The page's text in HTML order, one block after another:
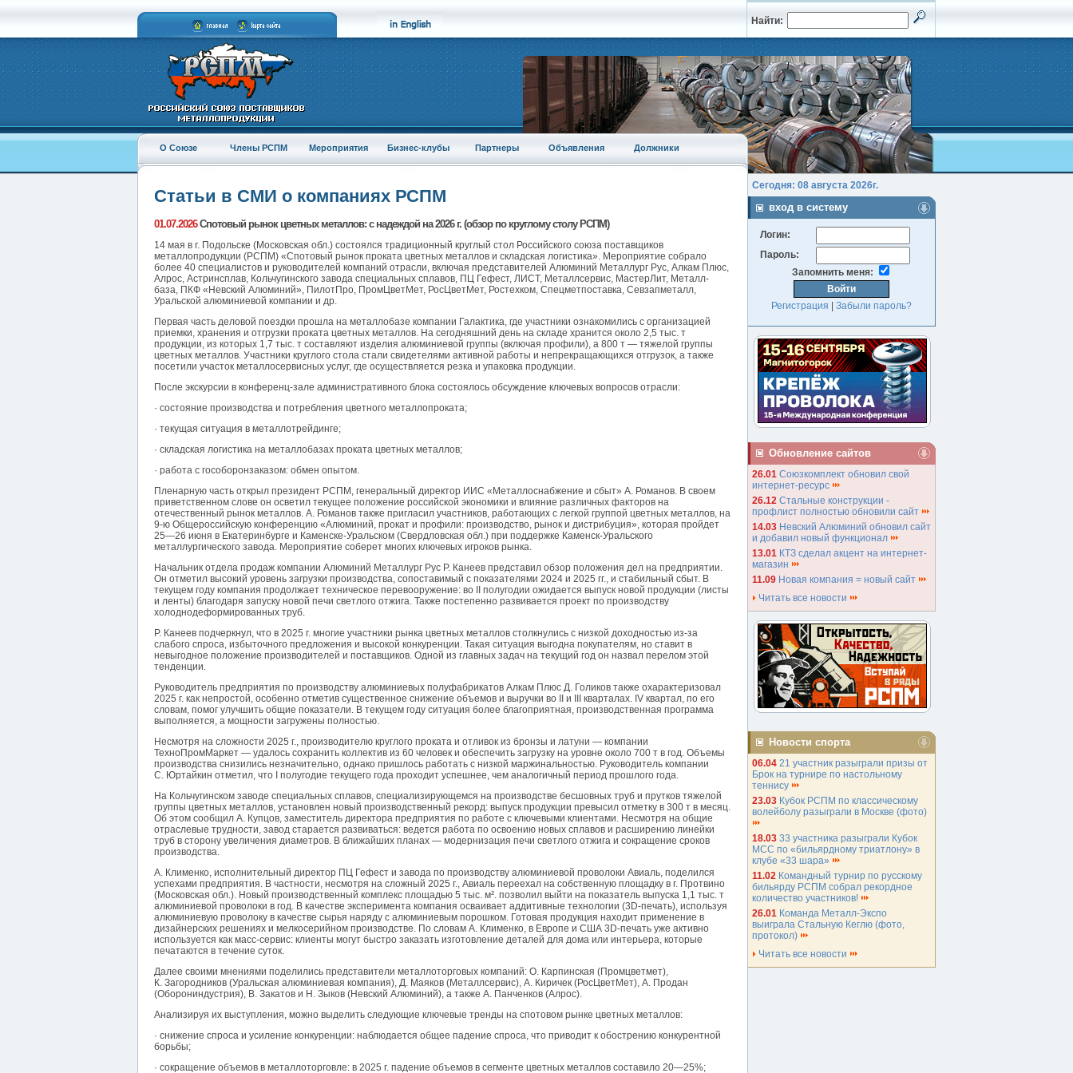
Найти:
О Союзе Члены РСПМ Мероприятия Бизнес-клубы Партнеры Объявления Должники
Статьи в СМИ о компаниях РСПМ
01.07.2026Спотовый рынок цветных металлов: с надеждой на 2026 г. (обзор по круглому столу РСПМ)
14 мая в г. Подольске (Московская обл.) состоялся традиционный круглый стол Российского союза поставщиков
металлопродукции (РСПМ) «Спотовый рынок проката цветных металлов и складская логистика». Мероприятие собрало
более 40 специалистов и руководителей компаний отрасли, включая представителей Алюминий Металлург Рус, Алкам Плюс,
Алрос, Астринсплав, Кольчугинского завода специальных сплавов, ПЦ Гефест, ЛИСТ, Металлсервис, МастерЛит, Металл-
база, ПКФ «Невский Алюминий», ПилотПро, ПромЦветМет, РосЦветМет, Ростехком, Спецметпоставка, Севзапметалл,
Уральской алюминиевой компании и др.
Первая часть деловой поездки прошла на металлобазе компании Галактика, где участники ознакомились с организацией
приемки, хранения и отгрузки проката цветных металлов. На сегодняшний день на складе хранится около 2,5 тыс. т
продукции, из которых 1,7 тыс. т составляют изделия алюминиевой группы (включая профили), а 800 т — тяжелой группы
цветных металлов. Участники круглого стола стали свидетелями активной работы и непрекращающихся отгрузок, а также
посетили участок металлосервисных услуг, где осуществляется резка и упаковка продукции.
После экскурсии в конференц-зале административного блока состоялось обсуждение ключевых вопросов отрасли:
· состояние производства и потребления цветного металлопроката;
· текущая ситуация в металлотрейдинге;
· складская логистика на металлобазах проката цветных металлов;
· работа с гособоронзаказом: обмен опытом.
Пленарную часть открыл президент РСПМ, генеральный директор ИИС «Металлоснабжение и сбыт» А. Романов. В своем
приветственном слове он осветил текущее положение российской экономики и влияние различных факторов на
отечественный рынок металлов. А. Романов также пригласил участников, работающих с легкой группой цветных металлов, на
9-ю Общероссийскую конференцию «Алюминий, прокат и профили: производство, рынок и дистрибуция», которая пройдет
25—26 июня в Екатеринбурге и Каменске-Уральском (Свердловская обл.) при поддержке Каменск-Уральского
металлургического завода. Мероприятие соберет многих ключевых игроков рынка.
Начальник отдела продаж компании Алюминий Металлург Рус Р. Канеев представил обзор положения дел на предприятии.
Он отметил высокий уровень загрузки производства, сопоставимый с показателями 2024 и 2025 гг., и стабильный сбыт. В
текущем году компания продолжает техническое перевооружение: во
полугодии ожидается выпуск новой продукции (листы
и ленты) благодаря запуску новой печи светлого отжига. Также постепенно развивается проект по производству
холоднодеформированных труб.
Р. Канеев подчеркнул, что в 2025 г. многие участники рынка цветных металлов столкнулись с низкой доходностью из-за
слабого спроса, избыточного предложения и высокой конкуренции. Такая ситуация выгодна покупателям, но ставит в
невыгодное положение производителей и поставщиков. Одной из главных задач на текущий год он назвал перелом этой
тенденции.
Руководитель предприятия по производству алюминиевых полуфабрикатов Алкам Плюс Д. Голиков также охарактеризовал
2025 г. как непростой, особенно отметив существенное снижение объемов и выручки во II и III кварталах. IV квартал, по его
словам, помог улучшить общие показатели. В текущем году ситуация более благоприятная, производственная программа
выполняется, а мощности загружены полностью.
Несмотря на сложности 2025 г., производителю круглого проката и отливок из бронзы и латуни — компании
ТехноПромМаркет — удалось сохранить коллектив из 60 человек и обеспечить загрузку на уровне около 700 т в год. Объемы
производства снизились незначительно, однако пришлось работать с низкой маржинальностью. Руководитель компании
С. Юртайкин отметил, что I полугодие текущего года проходит успешнее, чем аналогичный период прошлого года.
На Кольчугинском заводе специальных сплавов, специализирующемся на производстве бесшовных труб и прутков тяжелой
группы цветных металлов, установлен новый производственный рекорд: выпуск продукции превысил отметку в 300 т в месяц.
Об этом сообщил А. Купцов, заместитель директора предприятия по работе с ключевыми клиентами. Несмотря на общие
отраслевые трудности, завод старается развиваться: ведется работа по освоению новых сплавов и расширению линейки
труб в сторону увеличения диаметров. В ближайших планах — модернизация печи светлого отжига и сокращение сроков
производства.
А. Клименко, исполнительный директор ПЦ Гефест и завода по производству алюминиевой проволоки Авиаль, поделился
успехами предприятия. В частности, несмотря на сложный 2025 г., Авиаль переехал на собственную площадку в г. Протвино
(Московская обл.). Новый производственный комплекс площадью 5 тыс. м². позволил выйти на показатель выпуска 1,1 тыс. т
алюминиевой проволоки в год. В качестве эксперимента компания осваивает аддитивные технологии (3D-печать), используя
алюминиевую проволоку в качестве сырья наряду с алюминиевым порошком. Готовая продукция находит применение в
дизайнерских решениях и мелкосерийном производстве. По словам А. Клименко, в Европе и США 3D-печать уже активно
используется как масс-сервис: клиенты могут быстро заказать изготовление деталей для дома или интерьера, которые
печатаются в течение суток.
Далее своими мнениями поделились представители металлоторговых компаний: О. Карпинская (Промцветмет),
К. Загородников (Уральская алюминиевая компания), Д. Маяков (Металлсервис), А. Киричек (РосЦветМет), А. Продан
(Оборониндустрия), В. Закатов и Н. Зыков (Невский Алюминий), а также А. Панченков (Алрос).
Анализируя их выступления, можно выделить следующие ключевые тренды на спотовом рынке цветных металлов:
· снижение спроса и усиление конкуренции: наблюдается общее падение спроса, что приводит к обострению конкурентной
борьбы;
· сокращение объемов в металлоторговле: в 2025 г. падение объемов в сегменте цветных металлов составило 20—25%;
Сегодня: 08 августа 2026г.
вход в систему
Логин:
Пароль:
Запомнить меня:
Регистрация Забыли пароль?
Обновление сайтов
26.01 Союзкомплект обновил свой
интернет-ресурс
26.12 Стальные конструкции -
профлист полностью обновили сайт
14.03 Невский Алюминий обновил сайт
и добавил новый функционал
13.01 КТЗ сделал акцент на интернет-
магазин
11.09 Новая компания = новый сайт
Читать все новости
Новости спорта
06.04 21 участник разыграли призы от
Брок на турнире по настольному
теннису
23.03 Кубок РСПМ по классическому
волейболу разыграли в Москве (фото)
18.03 33 участника разыграли Кубок
МСС по «бильярдному триатлону» в
клубе «33 шара»
11.02 Командный турнир по русскому
бильярду РСПМ собрал рекордное
количество участников!
26.01 Команда Металл-Экспо
выиграла Стальную Кеглю (фото,
протокол)
Читать все новости